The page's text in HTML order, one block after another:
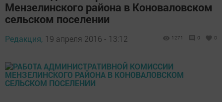
Мензелинского района в Коноваловском
сельском поселении
Редакция, 19 апреля 2016 - 13:12 1271 0 0